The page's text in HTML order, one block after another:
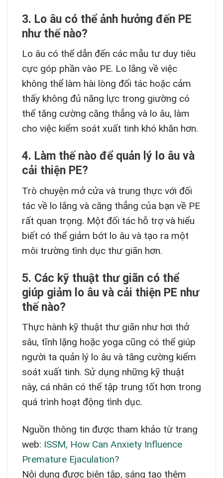
3. Lo âu có thể ảnh hưởng đến PE
như thế nào?
Lo âu có thể dẫn đến các mẫu tư duy tiêu
cực góp phần vào PE. Lo lắng về việc
không thể làm hài lòng đối tác hoặc cảm
thấy không đủ năng lực trong giường có
thể tăng cường căng thẳng và lo âu, làm
cho việc kiểm soát xuất tinh khó khăn hơn.
4. Làm thế nào để quản lý lo âu và
cải thiện PE?
Trò chuyện mở cửa và trung thực với đối
tác về lo lắng và căng thẳng của bạn về PE
rất quan trọng. Một đối tác hỗ trợ và hiểu
biết có thể giảm bớt lo âu và tạo ra một
môi trường tình dục thư giãn hơn.
5. Các kỹ thuật thư giãn có thể
giúp giảm lo âu và cải thiện PE như
thế nào?
Thực hành kỹ thuật thư giãn như hơi thở
sâu, tĩnh lặng hoặc yoga cũng có thể giúp
người ta quản lý lo âu và tăng cường kiểm
soát xuất tinh. Sử dụng những kỹ thuật
này, cá nhân có thể tập trung tốt hơn trong
quá trình hoạt động tình dục.
Nguồn thông tin được tham khảo từ trang
web: ISSM, How Can Anxiety Influence
Premature Ejaculation?
Nội dung được biên tập, sáng tạo thêm